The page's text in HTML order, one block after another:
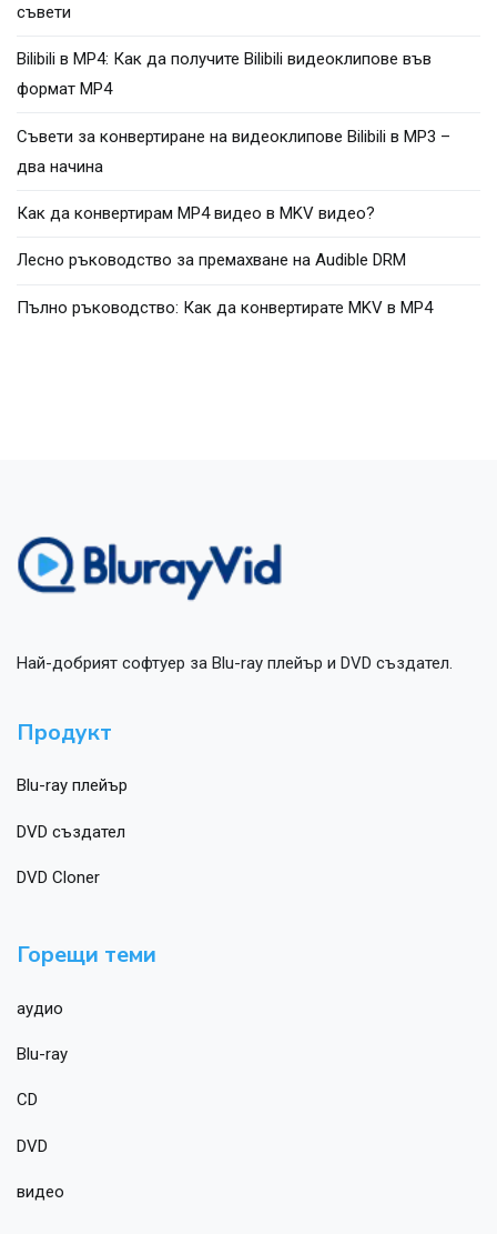
съвети
Bilibili в MP4: Как да получите Bilibili видеоклипове във
формат MP4
Съвети за конвертиране на видеоклипове Bilibili в MP3 –
два начина
Как да конвертирам MP4 видео в MKV видео?
Лесно ръководство за премахване на Audible DRM
Пълно ръководство: Как да конвертирате MKV в MP4
Най-добрият софтуер за Blu-ray плейър и DVD създател.
Продукт
Blu-ray плейър
DVD създател
DVD Cloner
Горещи теми
аудио
Blu-ray
CD
DVD
видео